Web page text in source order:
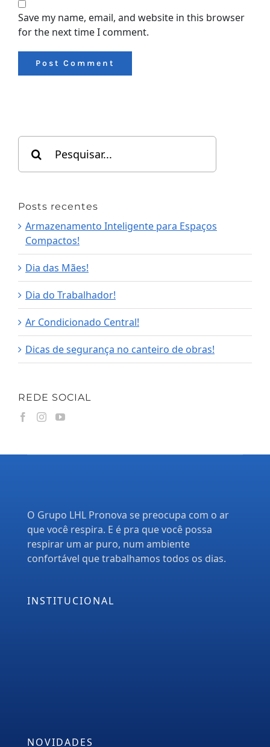
Save my name, email, and website in this browser
for the next time I comment.
Search
for:
Posts recentes
Armazenamento Inteligente para Espaços
Compactos!
Dia das Mães!
Dia do Trabalhador!
Ar Condicionado Central!
Dicas de segurança no canteiro de obras!
REDE SOCIAL
O Grupo LHL Pronova se preocupa com o ar
que você respira. E é pra que você possa
respirar um ar puro, num ambiente
confortável que trabalhamos todos os dias.
INSTITUCIONAL
NOVIDADES